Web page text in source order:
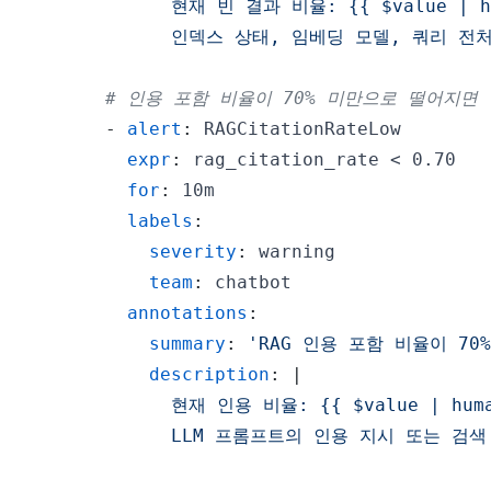
인덱스 상태, 임베딩 모델, 쿼리 전
# 인용 포함 비율이 70% 미만으로 떨어지면
-
alert :
expr :
for :
labels :
severity :
team :
annotations :
summary :
'RAG 인용 포함 비율이
description : |
LLM 프롬프트의 인용 지시 또는 검색